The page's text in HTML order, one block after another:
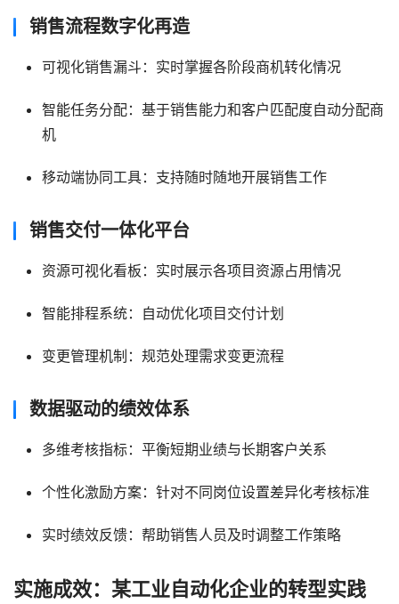
销售流程数字化再造
可视化销售漏斗：实时掌握各阶段商机转化情况
智能任务分配：基于销售能力和客户匹配度自动分配商
机
移动端协同工具：支持随时随地开展销售工作
销售交付一体化平台
资源可视化看板：实时展示各项目资源占用情况
智能排程系统：自动优化项目交付计划
变更管理机制：规范处理需求变更流程
数据驱动的绩效体系
多维考核指标：平衡短期业绩与长期客户关系
个性化激励方案：针对不同岗位设置差异化考核标准
实时绩效反馈：帮助销售人员及时调整工作策略
实施成效：某工业自动化企业的转型实践